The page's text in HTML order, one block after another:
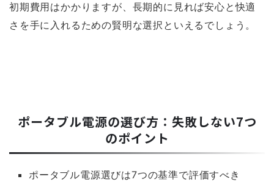
初期費用はかかりますが、長期的に見れば安心と快適
さを手に入れるための賢明な選択といえるでしょう。
ポータブル電源の選び方：失敗しない7つ
のポイント
ポータブル電源選びは7つの基準で評価すべき